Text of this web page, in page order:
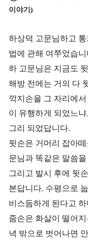
이야기)
하상덕 고문님하고
법에 관해 여쭈었습
하 고문님은 지금도
해방 전에는 거의 다
깍지손을 그 자리에
이 유행하게 되었느
그리 되었답니다.
뒷손은 거머리 잡아
문님과 똑같은 말씀
그리고 발시 후에 뒷
본답니다. 수평으로
비스듬하게 된다고
줌손은 화살이 떨어
녁 밖으로 벗어나면